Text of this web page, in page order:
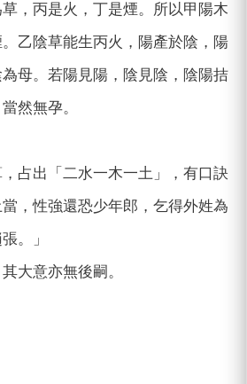
，丙是火，丁是煙。所以甲陽木
乙陰草能生丙火，陽產於陰，陽
母。若陽見陽，陰見陰，陰陽拮
然無孕。
占出「二水一木一土」，有口訣
，性強還恐少年郎，乞得外姓為
。」
大意亦無後嗣。